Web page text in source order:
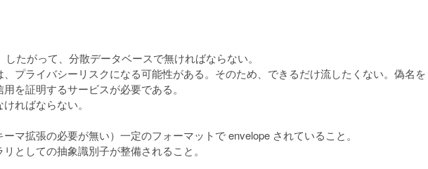
たがって、分散データベースで無ければならない。
プライバシーリスクになる可能性がある。そのため、できるだけ流したくない。偽名を
を証明するサービスが必要である。
ればならない。
マ拡張の必要が無い）一定のフォーマットで envelope されていること。
としての抽象識別子が整備されること。